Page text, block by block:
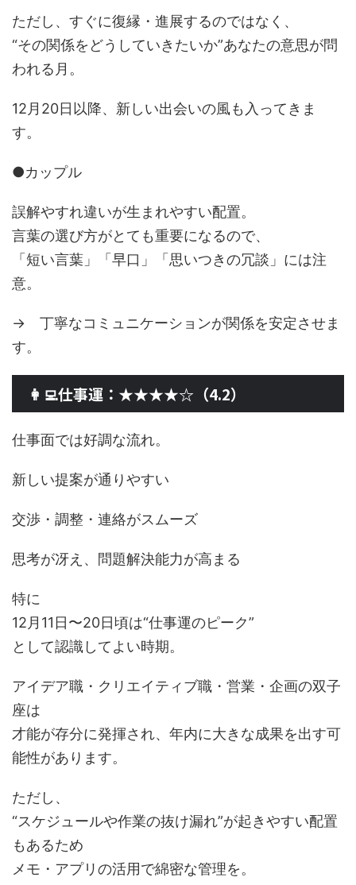
ただし、すぐに復縁・進展するのではなく、
“その関係をどうしていきたいか”あなたの意思が問
われる月。
12月20日以降、新しい出会いの風も入ってきま
す。
●カップル
誤解やすれ違いが生まれやすい配置。
言葉の選び方がとても重要になるので、
「短い言葉」「早口」「思いつきの冗談」には注
意。
→ 丁寧なコミュニケーションが関係を安定させま
す。
👩‍💻仕事運：★★★★☆（4.2）
仕事面では好調な流れ。
新しい提案が通りやすい
交渉・調整・連絡がスムーズ
思考が冴え、問題解決能力が高まる
特に
12月11日〜20日頃は“仕事運のピーク”
として認識してよい時期。
アイデア職・クリエイティブ職・営業・企画の双子
座は
才能が存分に発揮され、年内に大きな成果を出す可
能性があります。
ただし、
“スケジュールや作業の抜け漏れ”が起きやすい配置
もあるため
メモ・アプリの活用で綿密な管理を。